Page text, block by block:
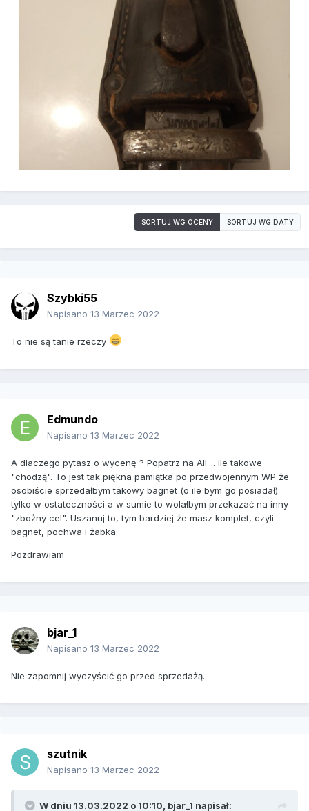
SORTUJ WG OCENY SORTUJ WG DATY
Szybki55
Napisano 13 Marzec 2022
To nie są tanie rzeczy
Edmundo
Napisano 13 Marzec 2022
A dlaczego pytasz o wycenę ? Popatrz na All.... ile takowe
"chodzą". To jest tak piękna pamiątka po przedwojennym WP że
osobiście sprzedałbym takowy bagnet (o ile bym go posiadał)
tylko w ostateczności a w sumie to wolałbym przekazać na inny
"zbożny cel". Uszanuj to, tym bardziej że masz komplet, czyli
bagnet, pochwa i żabka.
Pozdrawiam
bjar_1
Napisano 13 Marzec 2022
Nie zapomnij wyczyścić go przed sprzedażą.
szutnik
Napisano 13 Marzec 2022
W dniu 13.03.2022 o 10:10, bjar_1 napisał: